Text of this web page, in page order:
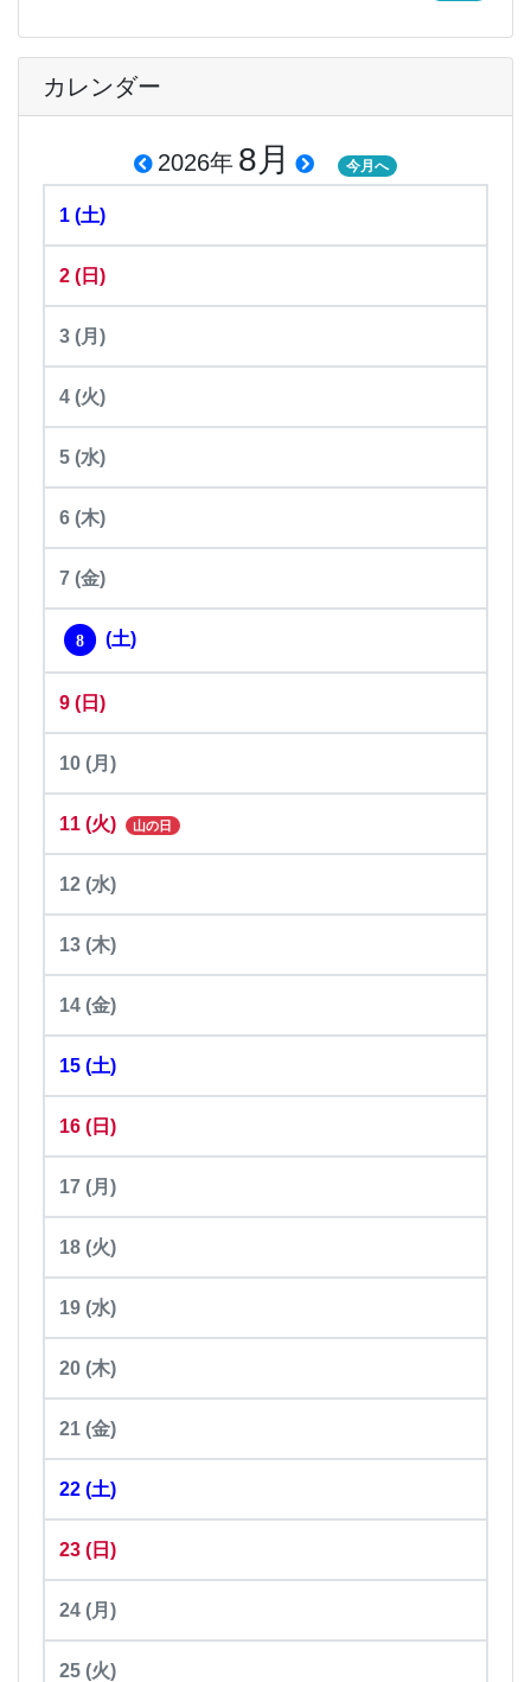
カレンダー
2026年 8月 今月へ
1 (土)
2 (日)
3 (月)
4 (火)
5 (水)
6 (木)
7 (金)
8 (土)
9 (日)
10 (月)
11 (火) 山の日
12 (水)
13 (木)
14 (金)
15 (土)
16 (日)
17 (月)
18 (火)
19 (水)
20 (木)
21 (金)
22 (土)
23 (日)
24 (月)
25 (火)